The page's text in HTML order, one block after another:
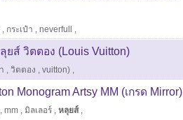
, กระเป๋า , neverfull ,
ยส์ วิตตอง (Louis Vuitton)
, วิตตอง , vuitton) ,
Monogram Artsy MM (เกรด Mirror)
, mm , มิลเลอร์ , หลุยส์,